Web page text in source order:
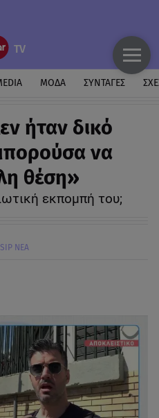
ΜΟΔΑ ΣΥΝΤΑΓΕΣ
ήταν δικό
να
θέση»
εκπομπή του;
ΝΕΑ